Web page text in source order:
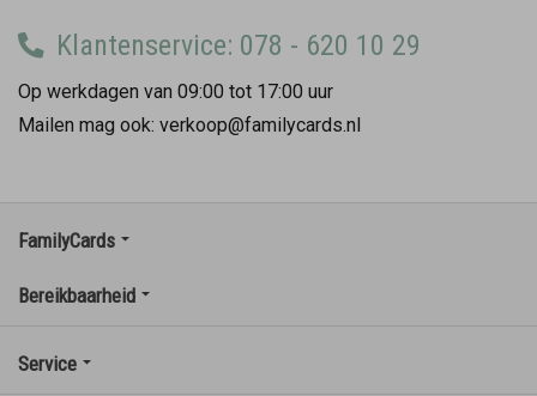
Klantenservice: 078 - 620 10 29
Op werkdagen van 09:00 tot 17:00 uur
Mailen mag ook: verkoop@familycards.nl
FamilyCards
Bereikbaarheid
Service